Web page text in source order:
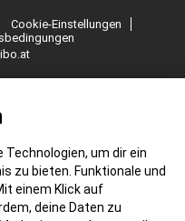
Technologien, um dir ein
zu bieten. Funktionale und
einem Klick auf
deine Daten zu
Cookie-Einstellungen